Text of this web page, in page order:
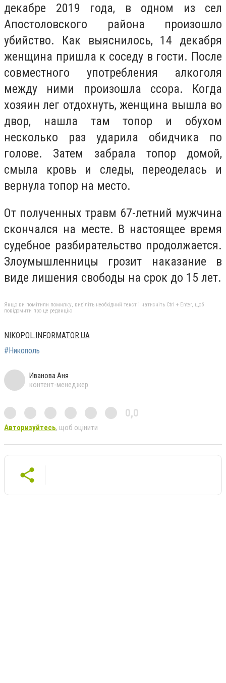
декабре 2019 года, в одном из сел
Апостоловского района произошло
убийство. Как выяснилось, 14 декабря
женщина пришла к соседу в гости. После
совместного употребления алкоголя
между ними произошла ссора. Когда
хозяин лег отдохнуть, женщина вышла во
двор, нашла там топор и обухом
несколько раз ударила обидчика по
голове. Затем забрала топор домой,
смыла кровь и следы, переоделась и
вернула топор на место.
От полученных травм 67-летний мужчина
скончался на месте. В настоящее время
судебное разбирательство продолжается.
Злоумышленницы грозит наказание в
виде лишения свободы на срок до 15 лет.
Якщо ви помітили помилку, виділіть необхідний текст і натисніть Ctrl + Enter, щоб
повідомити про це редакцію
NIKOPOL.INFORMATOR.UA
#Никополь
Иванова Аня
контент-менеджер
0,0
Авторизуйтесь, щоб оцінити